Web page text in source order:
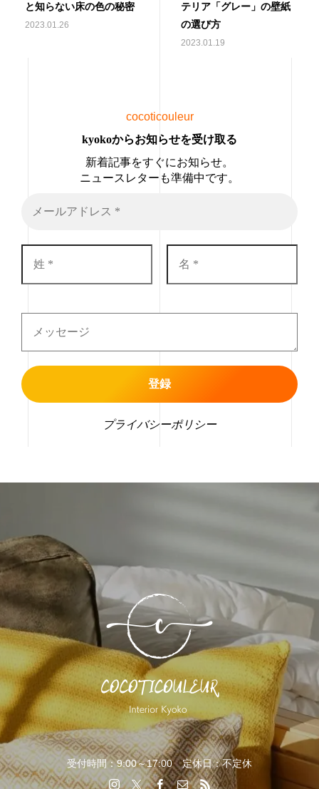
と知らない床の色の秘密
2023.01.26
テリア「グレー」の壁紙
の選び方
2023.01.19
cocoticouleur
kyokoからお知らせを受け取る
新着記事をすぐにお知らせ。
ニュースレターも準備中です。
プライバシーポリシー
受付時間：9:00～17:00 定休日：不定休